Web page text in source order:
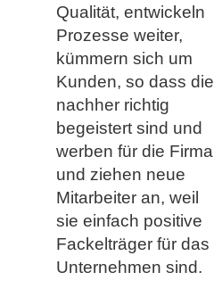
Qualität, entwickeln
Prozesse weiter,
kümmern sich um
Kunden, so dass die
nachher richtig
begeistert sind und
werben für die Firma
und ziehen neue
Mitarbeiter an, weil
sie einfach positive
Fackelträger für das
Unternehmen sind.